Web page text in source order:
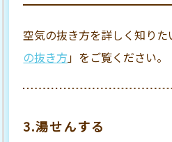
空気の抜き方を詳しく知りた
の抜き方 」をご覧ください。
3.湯せんする